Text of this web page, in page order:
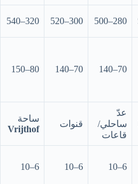
280–500
300–520
320–540
70–140
70–140
80–150
عدّ
ساحلي/
قاعات
قنوات
ساحة
Vrijthof
6–10
6–10
6–10